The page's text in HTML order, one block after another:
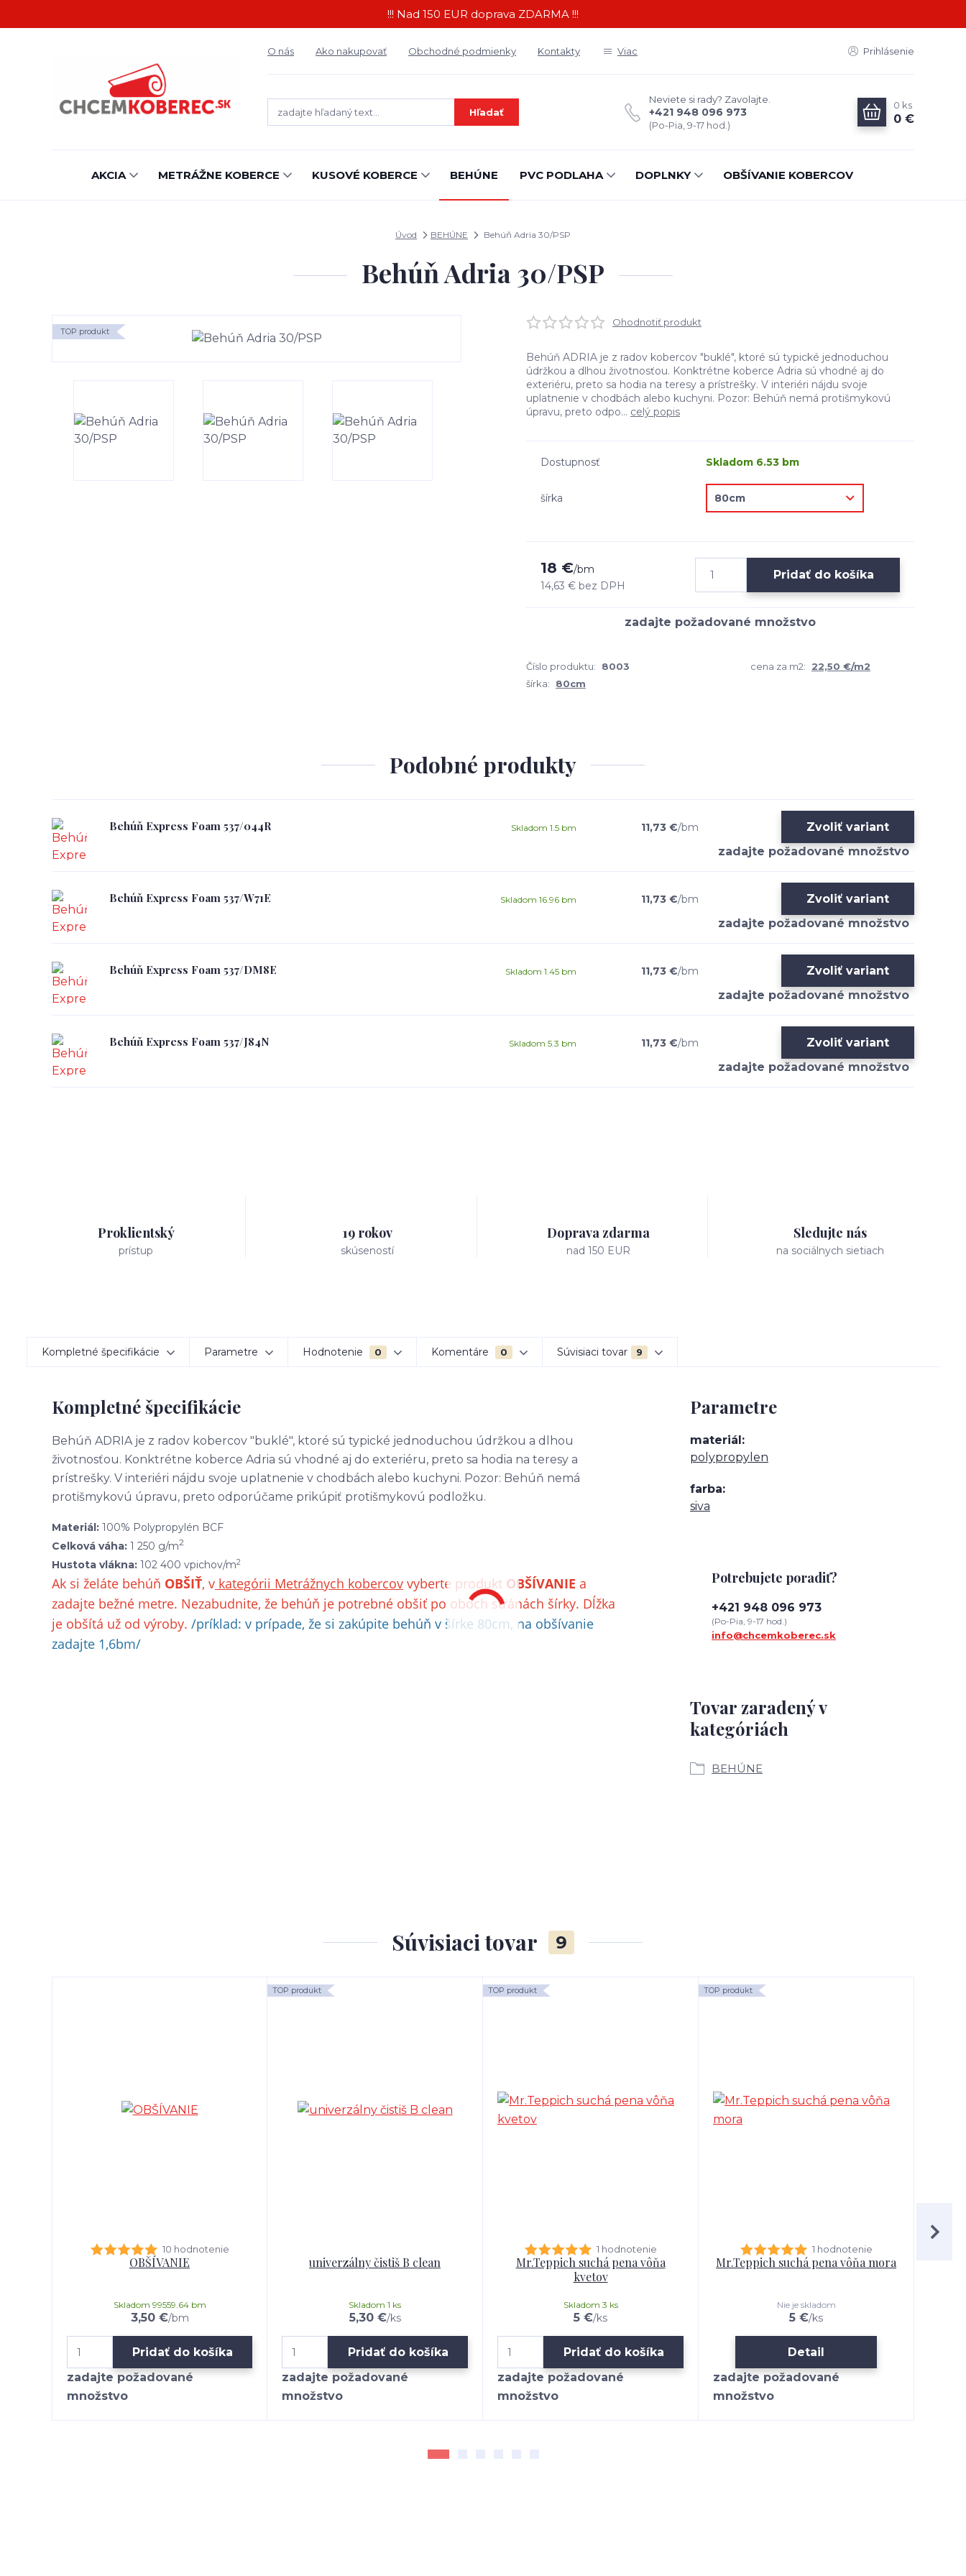
!!! Nad 150 EUR doprava ZDARMA !!!
O nás Ako nakupovať Obchodné podmienky Kontakty Viac Prihlásenie
Hľadať
Neviete si rady? Zavolajte.
+421 948 096 973
(Po-Pia, 9-17 hod.)
0 ks
0 €
AKCIA METRÁŽNE KOBERCE KUSOVÉ KOBERCE BEHÚNE PVC PODLAHA DOPLNKY OBŠÍVANIE KOBERCOV
Úvod BEHÚNE Behúň Adria 30/PSP
Behúň Adria 30/PSP
TOP produkt
Ohodnotiť produkt
Behúň ADRIA je z radov kobercov "buklé", ktoré sú typické jednoduchou
údržkou a dlhou životnosťou. Konktrétne koberce Adria sú vhodné aj do
exteriéru, preto sa hodia na teresy a prístrešky. V interiéri nájdu svoje
uplatnenie v chodbách alebo kuchyni. Pozor: Behúň nemá protišmykovú
úpravu, preto odpo... celý popis
Dostupnosť Skladom 6.53 bm
šírka
18 €/bm
14,63 € bez DPH
Pridať do košíka
Číslo produktu: 8003 cena za m2:
22,50 €/m2
šírka:
80cm
Podobné produkty
Behúň Express Foam 537/044R 11,73 €/bm
Skladom 1.5 bm Zvoliť variant
Behúň Express Foam 537/W71E 11,73 €/bm
Skladom 16.96 bm Zvoliť variant
Behúň Express Foam 537/DM8E 11,73 €/bm
Skladom 1.45 bm Zvoliť variant
Behúň Express Foam 537/J84N 11,73 €/bm
Skladom 5.3 bm Zvoliť variant
Proklientský
prístup
19 rokov
skúseností
Doprava zdarma
nad 150 EUR
Sledujte nás
na sociálnych sietiach
Kompletné špecifikácie Parametre Hodnotenie 0 Komentáre 0 Súvisiaci tovar 9
Kompletné špecifikácie
Behúň ADRIA je z radov kobercov "buklé", ktoré sú typické jednoduchou údržkou a dlhou
životnosťou. Konktrétne koberce Adria sú vhodné aj do exteriéru, preto sa hodia na teresy a
prístrešky. V interiéri nájdu svoje uplatnenie v chodbách alebo kuchyni. Pozor: Behúň nemá
protišmykovú úpravu, preto odporúčame prikúpiť protišmykovú podložku.
Materiál: 100% Polypropylén BCF
Celková váha: 1 250 g/m2
Hustota vlákna: 102 400 vpichov/m2
Ak si želáte behúň OBŠIŤ, v kategórii Metrážnych kobercov vyberte produkt OBŠÍVANIE a
zadajte bežné metre. Nezabudnite, že behúň je potrebné obšiť po oboch stránách šírky. Dĺžka
je obšítá už od výroby. /príklad: v prípade, že si zakúpite behúň v šírke 80cm, na obšívanie
zadajte 1,6bm/
Parametre
materiál
polypropylen
farba
siva
Tovar zaradený v
kategóriách
BEHÚNE
Potrebujete poradiť?
+421 948 096 973
(Po-Pia, 9-17 hod.)
info@chcemkoberec.sk
Súvisiaci tovar 9
10 hodnotenie
OBŠÍVANIE
3,50 €/bm
Skladom 99559.64 bm
Pridať do košíka
TOP produkt
univerzálny čistiš B clean
5,30 €/ks
Skladom 1 ks
Pridať do košíka
TOP produkt
1 hodnotenie
Mr.Teppich suchá pena vôňa
kvetov
5 €/ks
Skladom 3 ks
Pridať do košíka
TOP produkt
1 hodnotenie
Mr.Teppich suchá pena vôňa mora
5 €/ks
Nie je skladom
Detail